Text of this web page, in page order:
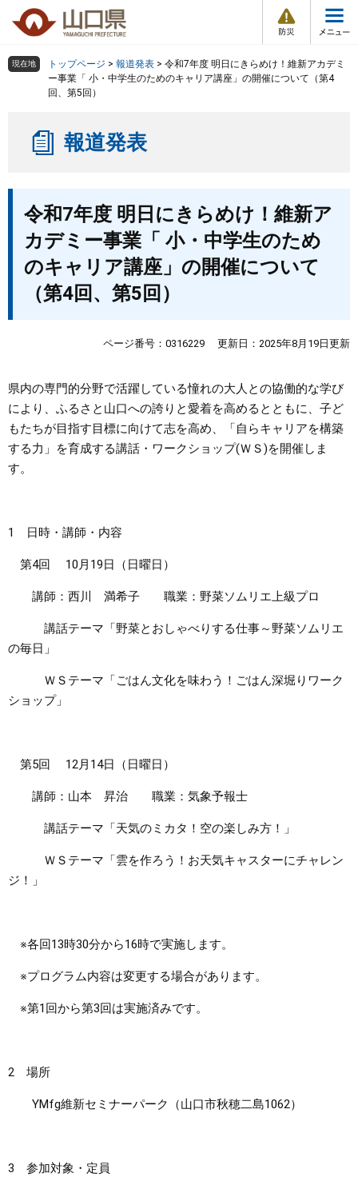
の
ー
情
報
メ
ュ
組織で探す
くらし・環境
健康・福祉
教育・文化・スポーツ
しごと・産業・観光
まちづくり
県政情報
検索の仕方 組織で探す
現在地 トップページ > 報道発表 > 令和7年度 明日にきらめけ！維新アカデミ
ー事業「 小・中学生のためのキャリア講座」の開催について（第4
回、第5回）
報道発表
令和7年度 明日にきらめけ！維新ア
カデミー事業「 小・中学生のため
のキャリア講座」の開催について
（第4回、第5回）
ページ番号：0316229 更新日：2025年8月19日更新
県内の専門的分野で活躍している憧れの大人との協働的な学び
により、ふるさと山口への誇りと愛着を高めるとともに、子ど
もたちが目指す目標に向けて志を高め、「自らキャリアを構築
する力」を育成する講話・ワークショップ(ＷＳ)を開催しま
す。​
1 日時・講師・内容
第4回 10月19日（日曜日）
講師：西川 満希子 職業：野菜ソムリエ上級プロ
講話テーマ「野菜とおしゃべりする仕事～野菜ソムリエ
の毎日」
ＷＳテーマ「ごはん文化を味わう！ごはん深堀りワーク
ショップ」
第5回 12月14日（日曜日）
講師：山本 昇治 職業：気象予報士
講話テーマ「天気のミカタ！空の楽しみ方！」
ＷＳテーマ「雲を作ろう！お天気キャスターにチャレン
ジ！」
※各回13時30分から16時で実施します。
※プログラム内容は変更する場合があります。
※第1回から第3回は実施済みです。
2 場所
YMfg維新セミナーパーク（山口市秋穂二島1062）
3 参加対象・定員